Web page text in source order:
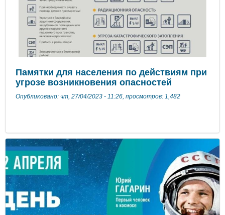
Памятки для населения по действиям при
угрозе возникновения опасностей
Опубликовано: чт, 27/04/2023 - 11:26, просмотров: 1,482